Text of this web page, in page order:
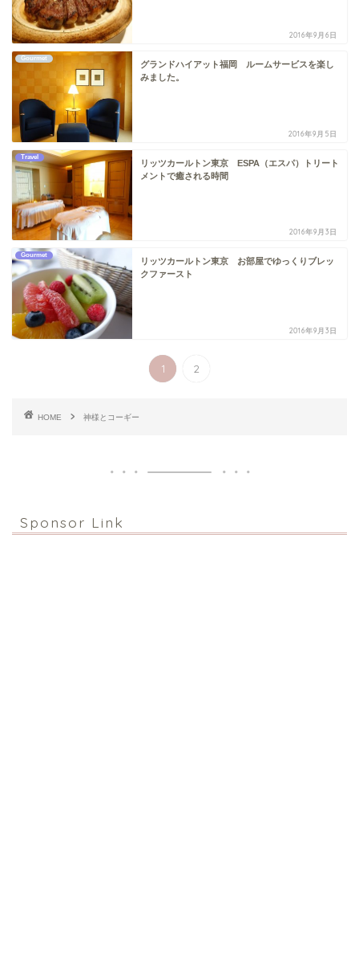
2016年9月6日
Gourmet
グランドハイアット福岡 ルームサービスを楽し
みました。
2016年9月5日
Travel
リッツカールトン東京 ESPA（エスパ）トリート
メントで癒される時間
2016年9月3日
Gourmet
リッツカールトン東京 お部屋でゆっくりブレッ
クファースト
2016年9月3日
1 2
HOME 神様とコーギー
Sponsor Link